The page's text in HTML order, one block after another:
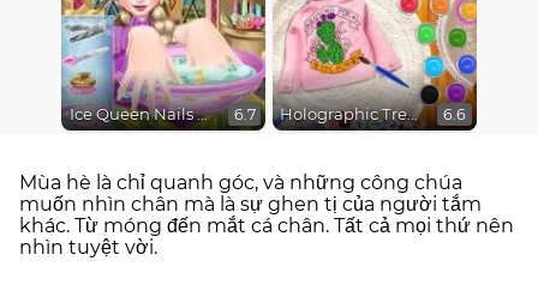
Ice Queen Nails Spa 6.7 Holographic Trends 6.6
Mùa hè là chỉ quanh góc, và những công chúa
muốn nhìn chân mà là sự ghen tị của người tắm
khác. Từ móng đến mắt cá chân. Tất cả mọi thứ nên
nhìn tuyệt vời.